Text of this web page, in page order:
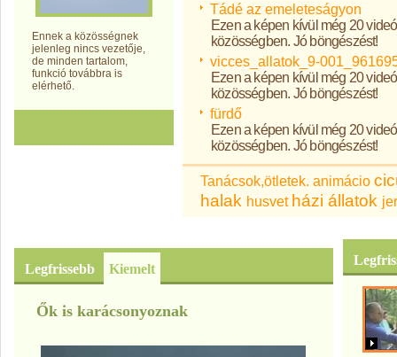
Ennek a közösségnek
jelenleg nincs vezetője,
de minden tartalom,
funkció továbbra is
elérhető.
Tádé az emeleteságyon
Ezen a képen kívül még 20
közösségben. Jó böngészést!
vicces_allatok_9-
Ezen a képen kívül még 20
közösségben. Jó böngészést!
fürdő
Ezen a képen kívül még 20
közösségben. Jó böngészést!
Tanácsok,ötletek. animácio
halak husvet házi állatok
Legfrissebb Kiemelt
Ők is karácsonyoznak